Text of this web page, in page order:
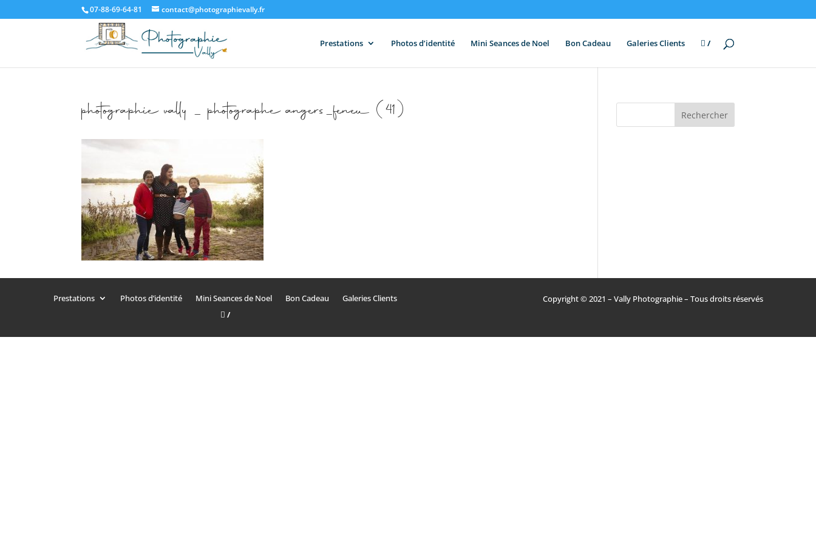
07-88-69-64-81 contact@photographievally.fr
Prestations Photos d’identité Mini Seances de Noel Bon Cadeau Galeries Clients /
photographie vally _ photographe angers_feneu (41)
Prestations Photos d’identité Mini Seances de Noel Bon Cadeau
Galeries Clients
/
Copyright © 2021 – Vally Photographie – Tous droits réservés